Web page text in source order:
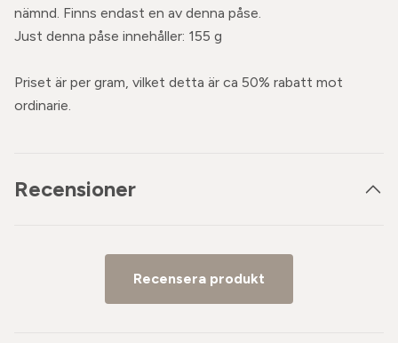
nämnd. Finns endast en av denna påse.
Just denna påse innehåller: 155 g
Priset är per gram, vilket detta är ca 50% rabatt mot
ordinarie.
Recensioner
Recensera produkt